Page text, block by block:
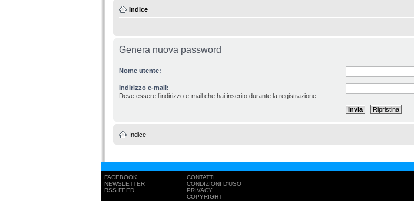
Indice
Genera nuova password
Nome utente:
Indirizzo e-mail:
Deve essere l’indirizzo e-mail che hai inserito durante la registrazione.
Indice
FACEBOOK
NEWSLETTER
RSS FEED
CONTATTI
CONDIZIONI D'USO
PRIVACY
COPYRIGHT